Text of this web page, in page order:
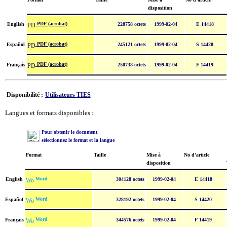
disposition
English PDF (acrobat) 228758 octets 1999-02-04 E 14418
Español PDF (acrobat) 245121 octets 1999-02-04 S 14420
Français PDF (acrobat) 250738 octets 1999-02-04 F 14419
Disponibilité : Utilisateurs TIES
Langues et formats disponibles :
Pour obtenir le document,
sélectionnez le format et la langue
Format Taille
Mise à
disposition
No d'article
English Word 304128 octets 1999-02-04 E 14418
Español Word 328192 octets 1999-02-04 S 14420
Français Word 344576 octets 1999-02-04 F 14419